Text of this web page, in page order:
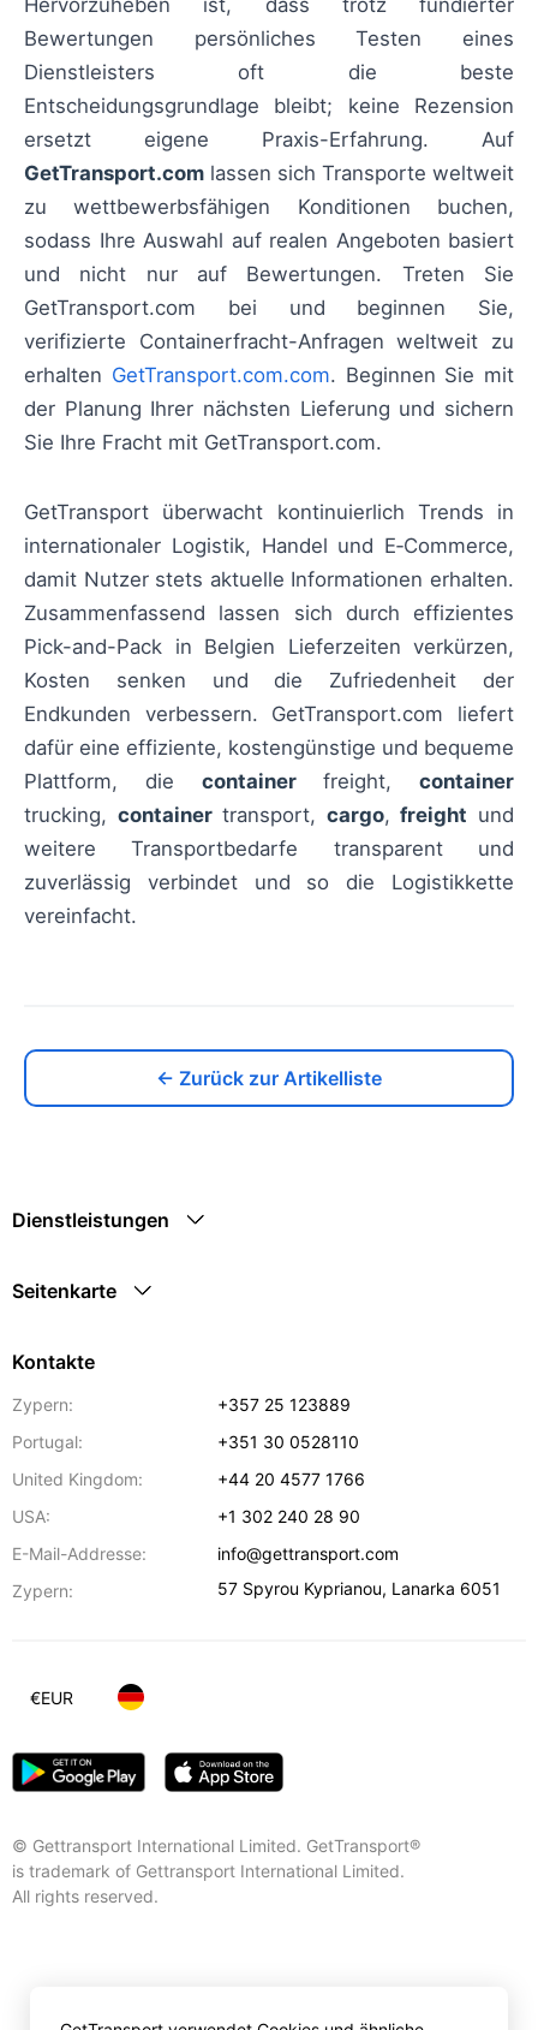
Bewertungen persönliches Testen eines
Dienstleisters oft die beste
Entscheidungsgrundlage bleibt; keine Rezension
ersetzt eigene Praxis-Erfahrung. Auf
GetTransport.com lassen sich Transporte weltweit
zu wettbewerbsfähigen Konditionen buchen,
sodass Ihre Auswahl auf realen Angeboten basiert
und nicht nur auf Bewertungen. Treten Sie
GetTransport.com bei und beginnen Sie,
verifizierte Containerfracht-Anfragen weltweit zu
erhalten GetTransport.com.com. Beginnen Sie mit
der Planung Ihrer nächsten Lieferung und sichern
Sie Ihre Fracht mit GetTransport.com.
GetTransport überwacht kontinuierlich Trends in
internationaler Logistik, Handel und E‑Commerce,
damit Nutzer stets aktuelle Informationen erhalten.
Zusammenfassend lassen sich durch effizientes
Pick-and-Pack in Belgien Lieferzeiten verkürzen,
Kosten senken und die Zufriedenheit der
Endkunden verbessern. GetTransport.com liefert
dafür eine effiziente, kostengünstige und bequeme
Plattform, die containerfreight, container
trucking, containertransport, cargo,freight und
weitere Transportbedarfe transparent und
zuverlässig verbindet und so die Logistikkette
vereinfacht.
← Zurück zur Artikelliste
Dienstleistungen
Seitenkarte
Kontakte
Zypern:
+357 25 123889
Portugal:
+351 30 0528110
United Kingdom:
+44 20 4577 1766
USA:
+1 302 240 28 90
E-Mail-Addresse:
info@gettransport.com
Zypern:
57 Spyrou Kyprianou, Lanarka 6051
© Gettransport International Limited. GetTransport®
is trademark of Gettransport International Limited.
All rights reserved.
€EUR